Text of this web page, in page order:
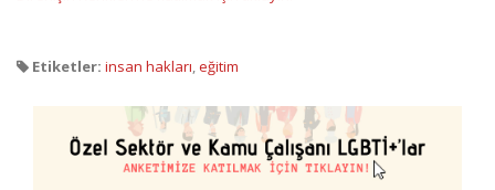
Etiketler: insan hakları eğitim